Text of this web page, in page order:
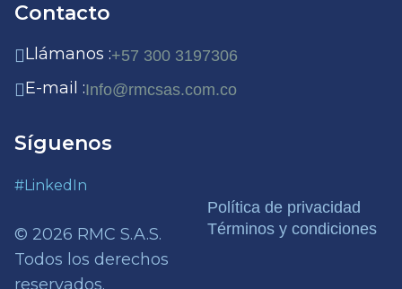
Contacto
Llámanos :+57 300 3197306
E-mail :Info@rmcsas.com.co
Síguenos
#LinkedIn
© 2026 RMC S.A.S.
Todos los derechos
reservados.
Política de privacidad
Términos y condiciones